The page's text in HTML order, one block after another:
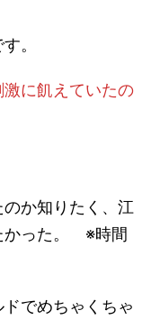
。
に飢えていたの
のか知りたく、江
かった。 ※時間
でめちゃくちゃ